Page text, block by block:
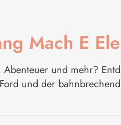
Mach E
Abenteuer und mehr?
und der